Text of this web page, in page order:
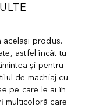
produs.
astfel încât tu
și pentru
de machiaj cu
pe care le ai în
multicoloră care